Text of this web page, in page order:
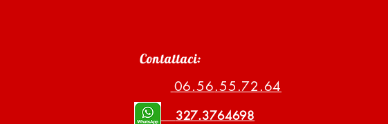
Contattaci:
06.56.55.72.64
327.3764698